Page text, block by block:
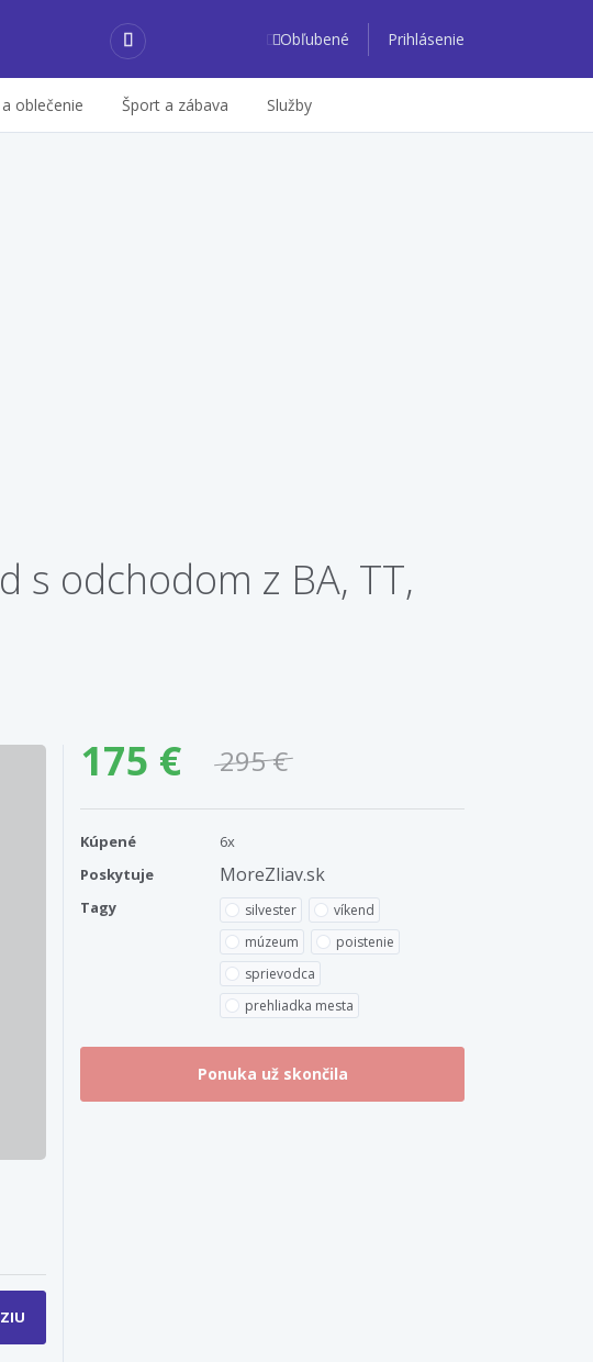
Obľubené Prihlásenie
oblečenie Šport a zábava Služby
s odchodom z BA, TT,
175 € 295 €
Kúpené
6x
Poskytuje
MoreZliav.sk
Tagy silvester
víkend
múzeum
poistenie
sprievodca
prehliadka mesta